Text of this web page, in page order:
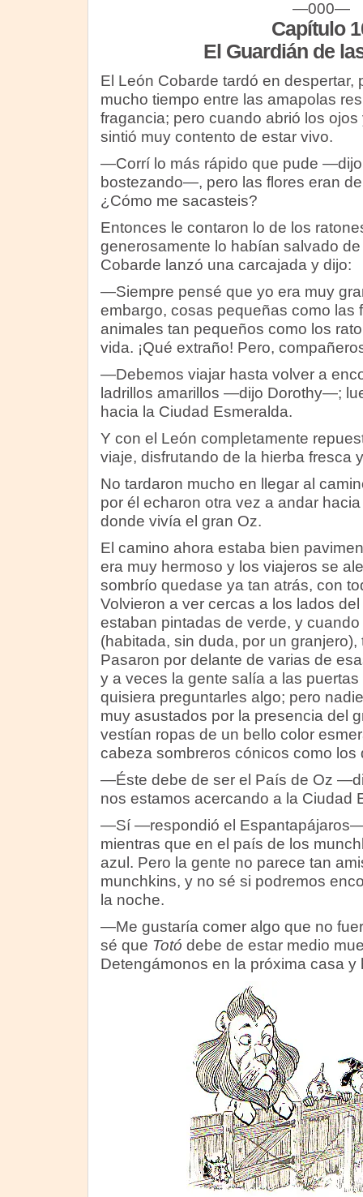
—000—
Capítulo
El Guardián de
El León Cobarde tardó en despertar,
mucho tiempo entre las amapolas
fragancia; pero cuando abrió los
sintió muy contento de estar vivo.
—Corrí lo más rápido que pude
bostezando—, pero las flores eran
¿Cómo me sacasteis?
Entonces le contaron lo de los
generosamente lo habían salvado
Cobarde lanzó una carcajada y dijo:
—Siempre pensé que yo era muy
embargo, cosas pequeñas como las
animales tan pequeños como los
vida. ¡Qué extraño! Pero,
—Debemos viajar hasta volver a
ladrillos amarillos —dijo Dorothy—;
hacia la Ciudad Esmeralda.
Y con el León completamente
viaje, disfrutando de la hierba fresca
No tardaron mucho en llegar al
por él echaron otra vez a andar
donde vivía el gran Oz.
El camino ahora estaba bien
era muy hermoso y los viajeros se
sombrío quedase ya tan atrás, con
Volvieron a ver cercas a los lados
estaban pintadas de verde, y
(habitada, sin duda, por un
Pasaron por delante de varias de
y a veces la gente salía a las
quisiera preguntarles algo; pero
muy asustados por la presencia del
vestían ropas de un bello color
cabeza sombreros cónicos como los
—Éste debe de ser el País de Oz
nos estamos acercando a la Ciudad
—Sí —respondió el
mientras que en el país de los
azul. Pero la gente no parece tan
munchkins, y no sé si podremos
la noche.
—Me gustaría comer algo que no
sé que Totó debe de estar medio
Detengámonos en la próxima casa y